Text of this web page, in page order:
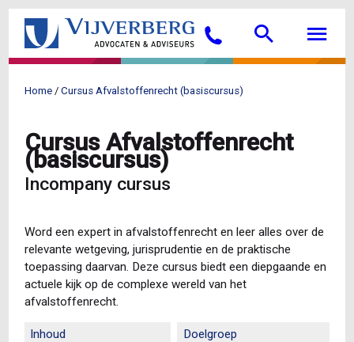
Overslaan
de
gaan
Bellen Search
Home Cursus Afvalstoffenrecht (basiscursus)
Cursus Afvalstoffenrecht
(basiscursus)
Incompany cursus
Word een expert in afvalstoffenrecht en leer alles over de
relevante wetgeving, jurisprudentie en de praktische
toepassing daarvan. Deze cursus biedt een diepgaande en
actuele kijk op de complexe wereld van het
afvalstoffenrecht.
Inhoud Doelgroep